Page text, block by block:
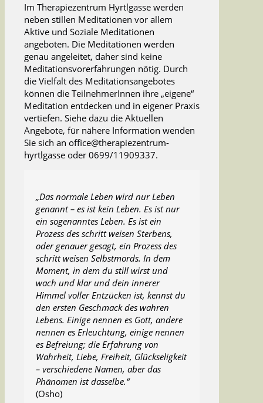
Im Therapiezentrum Hyrtlgasse werden
neben stillen Meditationen vor allem
Aktive und Soziale Meditationen
angeboten. Die Meditationen werden
genau angeleitet, daher sind keine
Meditationsvorerfahrungen nötig. Durch
die Vielfalt des Meditationsangebotes
können die TeilnehmerInnen ihre „eigene“
Meditation entdecken und in eigener Praxis
vertiefen. Siehe dazu die Aktuellen
Angebote, für nähere Information wenden
Sie sich an office@therapiezentrum-
hyrtlgasse oder 0699/11909337.
„Das normale Leben wird nur Leben
genannt – es ist kein Leben. Es ist nur
ein sogenanntes Leben. Es ist ein
Prozess des schritt weisen Sterbens,
oder genauer gesagt, ein Prozess des
schritt weisen Selbstmords. In dem
Moment, in dem du still wirst und
wach und klar und dein innerer
Himmel voller Entzücken ist, kennst du
den ersten Geschmack des wahren
Lebens. Einige nennen es Gott, andere
nennen es Erleuchtung, einige nennen
es Befreiung; die Erfahrung von
Wahrheit, Liebe, Freiheit, Glückseligkeit
– verschiedene Namen, aber das
Phänomen ist dasselbe.“
(Osho)